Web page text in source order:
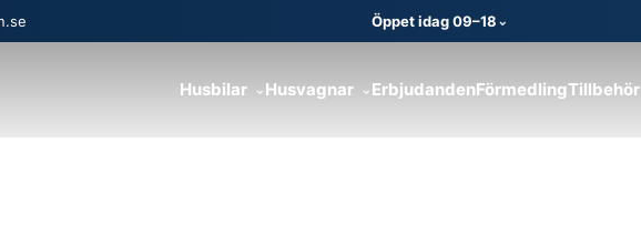
Öppet idag 09–18 ⌄
Husbilar Husvagnar ErbjudandenFörmedlingTillbehör